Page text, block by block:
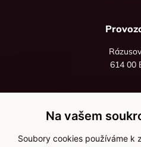
614 00
+420
Po - pá:
Na vašem
Soubory cookies používáme k